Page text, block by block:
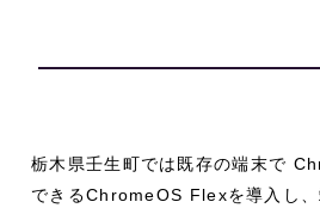
栃木県壬生町では既存の端末で
できるChromeOS Flexを導入し